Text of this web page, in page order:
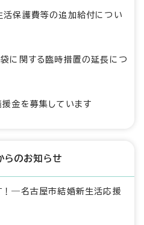
活保護費等の追加給付につい
に関する臨時措置の延長につ
金を募集しています
らのお知らせ
！―名古屋市結婚新生活応援